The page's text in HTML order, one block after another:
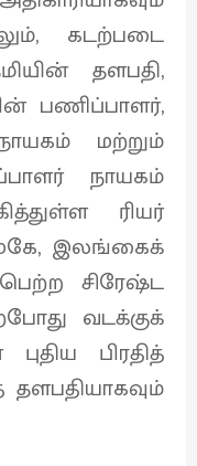
கடற்படை
தளபதி,
பணிப்பாளர்,
மற்றும்
நாயகம்
ரியர்
இலங்கைக்
சிரேஷ்ட
வடக்குக்
பிரதித்
தளபதியாகவும்